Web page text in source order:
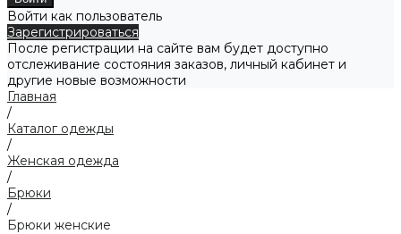
Войти как пользователь
Зарегистрироваться
После регистрации на сайте вам будет доступно
отслеживание состояния заказов, личный кабинет и
другие новые возможности
Главная
/
Каталог одежды
/
Женская одежда
/
Брюки
/
Брюки женские